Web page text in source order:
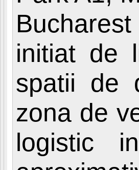
initiat de
spatii de
zona de
logistic